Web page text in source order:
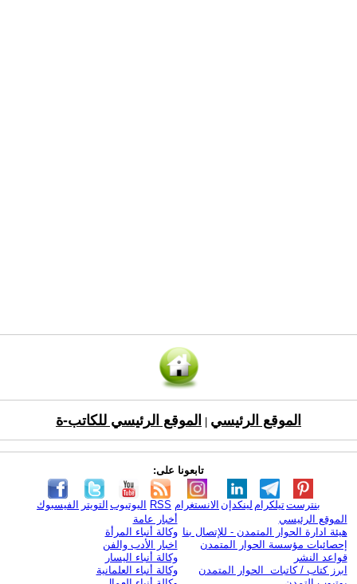
الموقع الرئيسي الموقع الرئيسي للكاتب-ة
تابعونا على:
الفيسبوك التويتر اليوتيوب RSS الانستغرام لينكدإن تيلكرامبنترست
الموقع الرئيسي
هيئة ادارة الحوار المتمدن - للإتصال بنا
إحصائيات مؤسسة الحوار المتمدن
قواعد النشر
ابرز كتاب / كاتبات الحوار المتمدن
أخبار عامة
وكالة أنباء المرأة
اخبار الأدب والفن
وكالة أنباء اليسار
وكالة أنباء العلمانية